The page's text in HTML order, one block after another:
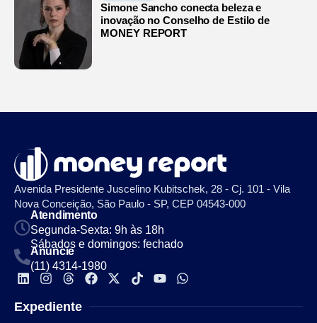
Simone Sancho conecta beleza e
inovação no Conselho de Estilo de
MONEY REPORT
Avenida Presidente Juscelino Kubitschek, 28 - Cj. 101 - Vila
Nova Conceição, São Paulo - SP, CEP 04543-000
Atendimento
Segunda-Sexta: 9h às 18h
Sábados e domingos: fechado
Anuncie
(11) 4314-1980
Expediente